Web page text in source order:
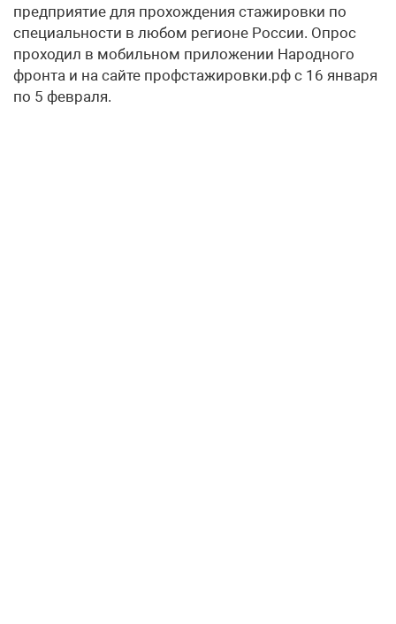
предприятие для прохождения стажировки по
специальности в любом регионе России. Опрос
проходил в мобильном приложении Народного
фронта и на сайте профстажировки.рф с 16 января
по 5 февраля.